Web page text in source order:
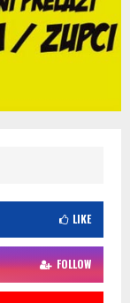
LIKE
FOLLOW